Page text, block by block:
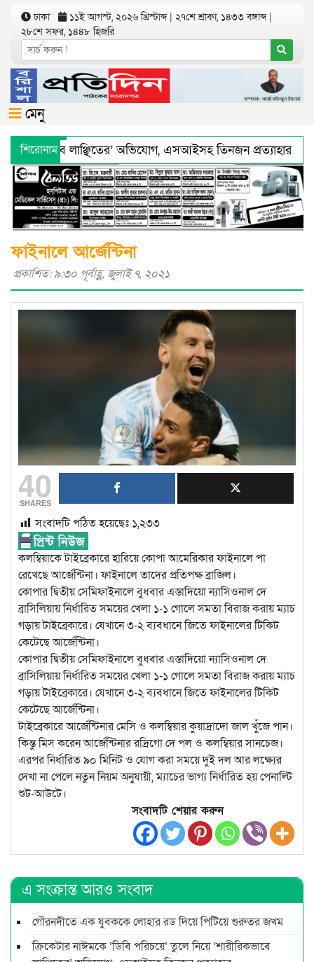
ঢাকা
১১ই আগস্ট, ২০২৬ খ্রিস্টাব্দ | ২৭শে শ্রাবণ, ১৪৩৩ বঙ্গাব্দ |
২৮শে সফর, ১৪৪৮ হিজরি
মেনু
শিরোনাম লাঞ্ছিতের’ অভিযোগ, এসআইসহ তিনজন প্রত্যাহার
মহাপরিচালকের হুশিয়ারী
বরিশালে শ্রমিকদের
ফাই‌না‌লে আ‌র্জেন্টিনা
প্রকাশিত: ৯:৩০ পূর্বাহ্ণ, জুলাই ৭, ২০২১
40
SHARES
সংবাদটি পঠিত হয়েছেঃ ১,২৩৩
কলম্বিয়াকে টাইব্রেকারে হারিয়ে কোপা আমেরিকার ফাইনালে পা
রেখেছে আর্জেন্টিনা। ফাইনালে তাদের প্রতিপক্ষ ব্রাজিল।
কোপার দ্বিতীয় সেমিফাইনালে বুধবার এস্তাদিয়ো ন্যাসিওনাল দে
ব্রাসিলিয়ায় নির্ধারিত সময়ের খেলা ১-১ গোলে সমতা বিরাজ করায় ম্যাচ
গড়ায় টাইব্রেকারে। যেখানে ৩-২ ব্যবধানে জিতে ফাইনালের টিকিট
কেটেছে আর্জেন্টিনা।
কোপার দ্বিতীয় সেমিফাইনালে বুধবার এস্তাদিয়ো ন্যাসিওনাল দে
ব্রাসিলিয়ায় নির্ধারিত সময়ের খেলা ১-১ গোলে সমতা বিরাজ করায় ম্যাচ
গড়ায় টাইব্রেকারে। যেখানে ৩-২ ব্যবধানে জিতে ফাইনালের টিকিট
কেটেছে আর্জেন্টিনা।
টাইব্রেকারে আর্জেন্টিনার মেসি ও কলম্বিয়ার কুয়াদ্রাদো জাল খুঁজে পান।
কিন্তু মিস করেন আর্জেন্টিনার রদ্রিগো দে পল ও কলম্বিয়ার সানচেজ।
এরপর নির্ধারিত ৯০ মিনিট ও যোগ করা সময়ে দুই দল আর লক্ষ্যের
দেখা না পেলে নতুন নিয়ম অনুযায়ী, ম্যাচের ভাগ্য নির্ধারিত হয় পেনাল্টি
শুট-আউটে।
সংবাদটি শেয়ার করুন
এ সংক্রান্ত আরও সংবাদ
গৌরনদীতে এক যুবককে লোহার রড দিয়ে পিটিয়ে গুরুতর জখম
ক্রিকেটার নাঈমকে ‘ডিবি পরিচয়ে’ তুলে নিয়ে ‘শারীরিকভাবে